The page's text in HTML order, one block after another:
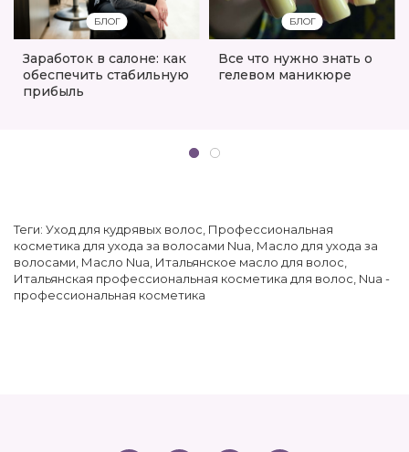
БЛОГ
Заработок в салоне: как
обеспечить стабильную
прибыль
БЛОГ
Все что нужно знать о
гелевом маникюре
Теги: Уход для кудрявых волос Профессиональная
косметика для ухода за волосами Nua Масло для ухода за
волосами Масло Nua Итальянское масло для волос
Итальянская профессиональная косметика для волос Nua -
профессиональная косметика